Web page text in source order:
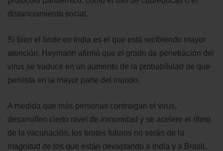
distanciamiento social.
Si bien el brote en India es el que está recibiendo mayor
atención, Heymann afirmó que el grado de penetración del
virus se traduce en un aumento de la probabilidad de que
persista en la mayor parte del mundo.
A medida que más personas contraigan el virus,
desarrollen cierto nivel de inmunidad y se acelere el ritmo
de la vacunación, los brotes futuros no serán de la
magnitud de los que están devastando a India y a Brasil,